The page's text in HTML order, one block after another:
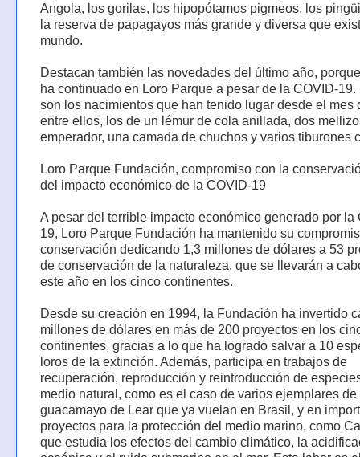
Angola, los gorilas, los hipopótamos pigmeos, los
la reserva de papagayos más grande y diversa que
mundo.
Destacan también las novedades del último año,
ha continuado en Loro Parque a pesar de la COVID-19.
son los nacimientos que han tenido lugar desde el mes
entre ellos, los de un lémur de cola anillada, dos
emperador, una camada de chuchos y varios tiburones
Loro Parque Fundación, compromiso con la
del impacto económico de la COVID-19
A pesar del terrible impacto económico generado por la
19, Loro Parque Fundación ha mantenido su
conservación dedicando 1,3 millones de dólares a 53
de conservación de la naturaleza, que se llevarán a
este año en los cinco continentes.
Desde su creación en 1994, la Fundación ha invertido
millones de dólares en más de 200 proyectos en los
continentes, gracias a lo que ha logrado salvar a 10
loros de la extinción. Además, participa en trabajos de
recuperación, reproducción y reintroducción de
medio natural, como es el caso de varios ejemplares de
guacamayo de Lear que ya vuelan en Brasil, y en
proyectos para la protección del medio marino, como
que estudia los efectos del cambio climático, la